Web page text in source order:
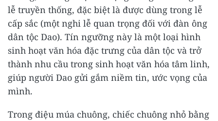
lễ truyền thống, đặc biệt là được dùng trong lễ
cấp sắc (một nghi lễ quan trọng đối với đàn ông
dân tộc Dao). Tín ngưỡng này là một loại hình
sinh hoạt văn hóa đặc trưng của dân tộc và trở
thành nhu cầu trong sinh hoạt văn hóa tâm linh,
giúp người Dao gửi gắm niềm tin, ước vọng của
mình.
Trong điệu múa chuông, chiếc chuông nhỏ bằng